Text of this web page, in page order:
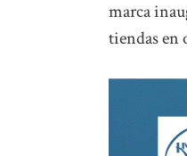
marca
tiendas en